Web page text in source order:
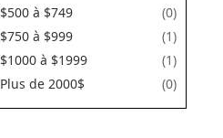
$500 à $749
(0)
$750 à $999
(1)
$1000 à $1999
(1)
Plus de 2000$
(0)